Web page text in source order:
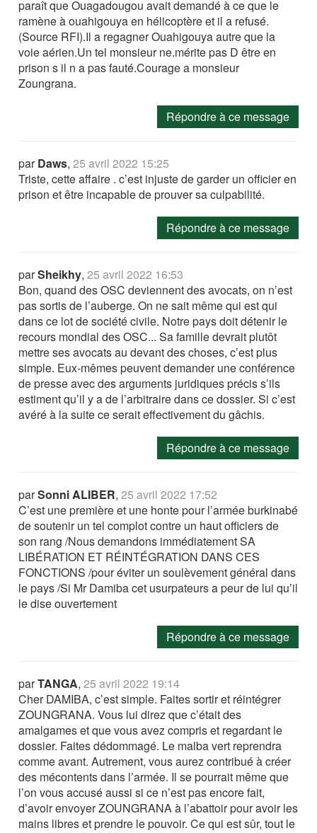
paraît que Ouagadougou avait demandé à ce que le
ramène à ouahigouya en hélicoptère et il a refusé.
(Source RFI).Il a regagner Ouahigouya autre que la
voie aérien.Un tel monsieur ne.mérite pas D être en
prison s il n a pas fauté.Courage a monsieur
Zoungrana.
Répondre à ce message
parDaws,25 avril 2022 15:25
Triste, cette affaire . c’est injuste de garder un officier en
prison et être incapable de prouver sa culpabilité.
Répondre à ce message
parSheikhy,25 avril 2022 16:53
Bon, quand des OSC deviennent des avocats, on n’est
pas sortis de l’auberge. On ne sait même qui est qui
dans ce lot de société civile. Notre pays doit détenir le
recours mondial des OSC... Sa famille devrait plutôt
mettre ses avocats au devant des choses, c’est plus
simple. Eux-mêmes peuvent demander une conférence
de presse avec des arguments juridiques précis s’ils
estiment qu’il y a de l’arbitraire dans ce dossier. Si c’est
avéré à la suite ce serait effectivement du gâchis.
Répondre à ce message
parSonni ALIBER,25 avril 2022 17:52
C’est une première et une honte pour l’armée burkinabé
de soutenir un tel complot contre un haut officiers de
son rang /Nous demandons immédiatement SA
LIBÉRATION ET RÉINTÉGRATION DANS CES
FONCTIONS /pour éviter un soulèvement général dans
le pays /Si Mr Damiba cet usurpateurs a peur de lui qu’il
le dise ouvertement
Répondre à ce message
parTANGA,25 avril 2022 19:14
Cher DAMIBA, c’est simple. Faites sortir et réintégrer
ZOUNGRANA. Vous lui direz que c’était des
amalgames et que vous avez compris et regardant le
dossier. Faites dédommagé. Le malba vert reprendra
comme avant. Autrement, vous aurez contribué à créer
des mécontents dans l’armée. Il se pourrait même que
l’on vous accusé aussi si ce n’est pas encore fait,
d’avoir envoyer ZOUNGRANA à l’abattoir pour avoir les
mains libres et prendre le pouvoir. Ce qui est sûr, tout le